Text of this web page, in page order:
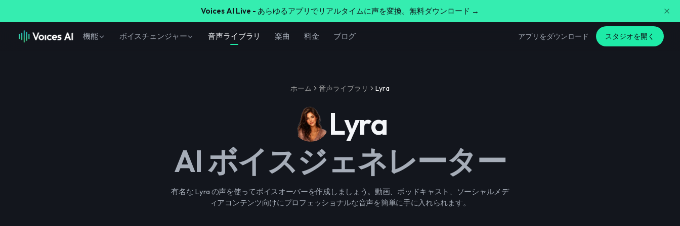
Voices AI Live - あらゆるアプリでリアルタイムに声を変換。無料ダウンロード →
機能 ボイスチェンジャー 音声ライブラリ 楽曲 料金 ブログ アプリをダウンロード スタジオを開く
ホーム 音声ライブラリ Lyra
Lyra
AI ボイスジェネレーター
有名な Lyra の声を使ってボイスオーバーを作成しましょう。動画、ポッドキャスト、ソーシャルメデ
ィアコンテンツ向けにプロフェッショナルな音声を簡単に手に入れられます。